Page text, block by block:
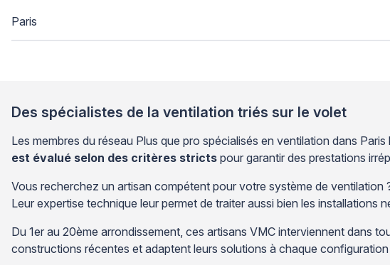
Paris
Des spécialistes de la ventilation triés sur le volet
Les membres du réseau Plus que pro spécialisés en ventilation dans
est évalué selon des critères stricts pour garantir des prestations
Vous recherchez un artisan compétent pour votre système de
Leur expertise technique leur permet de traiter aussi bien les installations
Du 1er au 20ème arrondissement, ces artisans VMC interviennent dans
constructions récentes et adaptent leurs solutions à chaque